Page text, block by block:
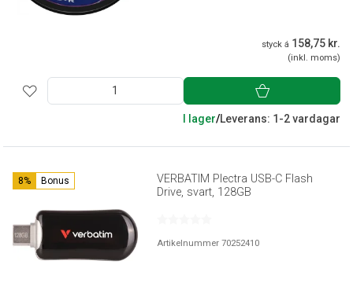
styck á 158,75 kr.
(inkl. moms)
I lager/Leverans: 1-2 vardagar
8% Bonus
VERBATIM Plectra USB-C Flash
Drive, svart, 128GB
Artikelnummer 70252410